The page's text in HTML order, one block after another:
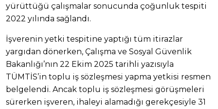
yürüttüğü çalışmalar sonucunda çoğunluk tespiti
2022 yılında sağlandı.
İşverenin yetki tespitine yaptığı tüm itirazlar
yargıdan dönerken, Çalışma ve Sosyal Güvenlik
Bakanlığı’nın 22 Ekim 2025 tarihli yazısıyla
TÜMTİS’in toplu iş sözleşmesi yapma yetkisi resmen
belgelendi. Ancak toplu iş sözleşmesi görüşmeleri
sürerken işveren, ihaleyi alamadığı gerekçesiyle 31